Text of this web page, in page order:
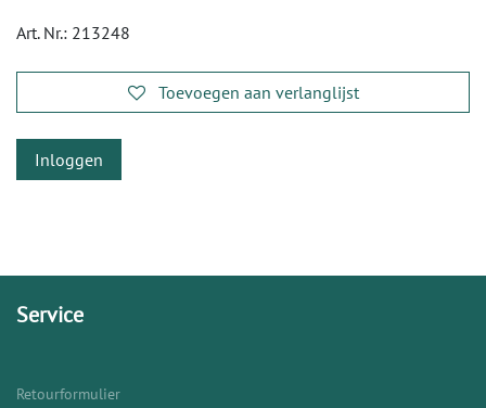
Art. Nr.: 213248
Toevoegen aan verlanglijst
Inloggen
Service
Retourformulier